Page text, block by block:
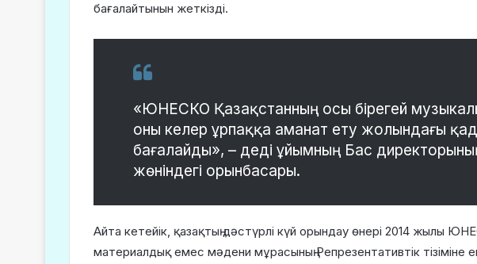
бағалайтынын жеткізді.
«ЮНЕСКО Қазақстанның осы бірегей
оны келер ұрпаққа аманат ету жолындағы
бағалайды», – деді ұйымның Бас
жөніндегі орынбасары.
Айта кетейік, қазақтың дәстүрлі күй орындау өнері 2014 жылы
материалдық емес мәдени мұрасының Репрезентативтік тізіміне